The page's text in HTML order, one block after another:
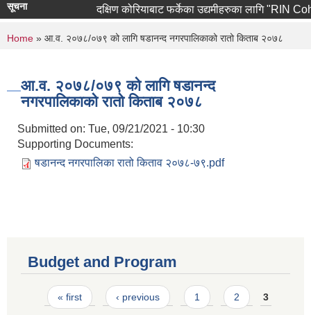
सूचना दक्षिण कोरियाबाट फर्केका उद्यमीहरुका लागि "RIN
You are here
Home » आ.व. २०७८/०७९ को लागि षडानन्द नगरपालिकाको रातो किताब २०७८
आ.व. २०७८/०७९ को लागि षडानन्द
नगरपालिकाको रातो किताब २०७८
Submitted on: Tue, 09/21/2021 - 10:30
Supporting Documents:
षडानन्द नगरपालिका रातो किताव २०७८-७९.pdf
Budget and Program
Pages
« first ‹ previous 1 2 3